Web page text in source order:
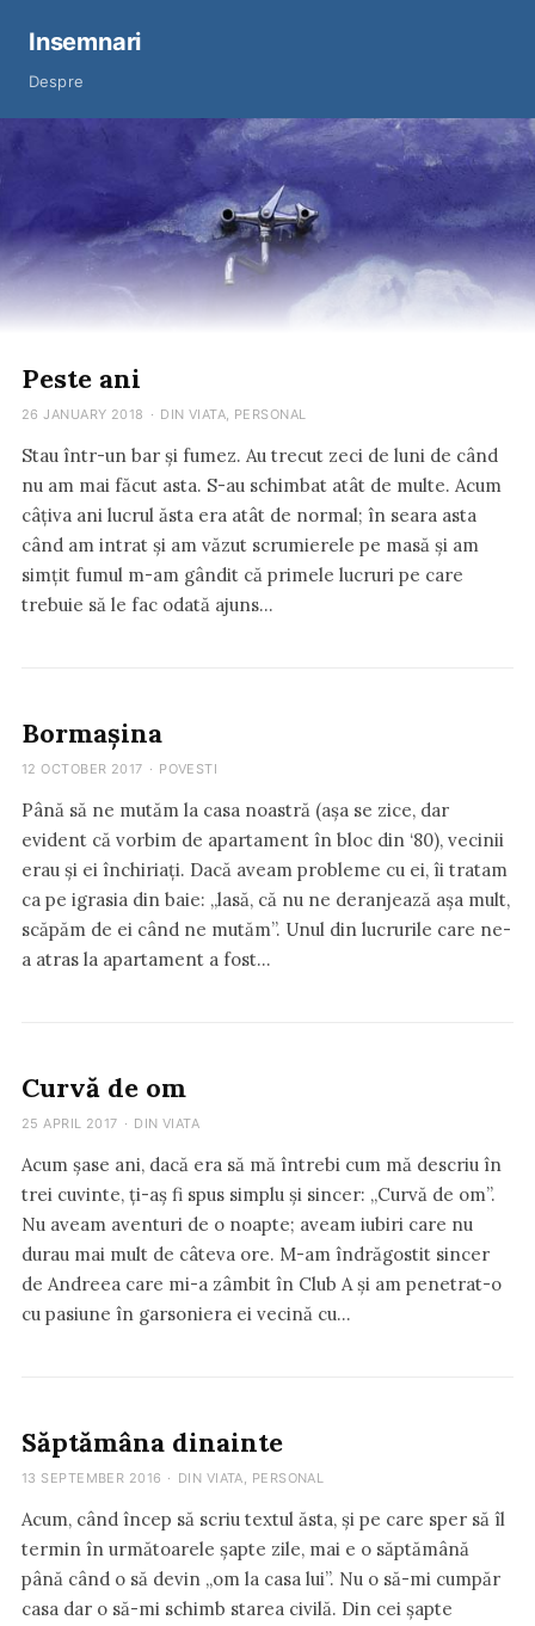
Insemnari
Despre
Peste ani
26 JANUARY 2018 · DIN VIATA, PERSONAL
Stau într-un bar și fumez. Au trecut zeci de luni de când
nu am mai făcut asta. S-au schimbat atât de multe. Acum
câțiva ani lucrul ăsta era atât de normal; în seara asta
când am intrat și am văzut scrumierele pe masă și am
simțit fumul m-am gândit că primele lucruri pe care
trebuie să le fac odată ajuns…
Bormașina
12 OCTOBER 2017 · POVESTI
Până să ne mutăm la casa noastră (așa se zice, dar
evident că vorbim de apartament în bloc din ‘80), vecinii
erau și ei închiriați. Dacă aveam probleme cu ei, îi tratam
ca pe igrasia din baie: „lasă, că nu ne deranjează așa mult,
scăpăm de ei când ne mutăm”. Unul din lucrurile care ne-
a atras la apartament a fost…
Curvă de om
25 APRIL 2017 · DIN VIATA
Acum șase ani, dacă era să mă întrebi cum mă descriu în
trei cuvinte, ți-aș fi spus simplu și sincer: „Curvă de om”.
Nu aveam aventuri de o noapte; aveam iubiri care nu
durau mai mult de câteva ore. M-am îndrăgostit sincer
de Andreea care mi-a zâmbit în Club A și am penetrat-o
cu pasiune în garsoniera ei vecină cu…
Săptămâna dinainte
13 SEPTEMBER 2016 · DIN VIATA, PERSONAL
Acum, când încep să scriu textul ăsta, și pe care sper să îl
termin în următoarele șapte zile, mai e o săptămână
până când o să devin „om la casa lui”. Nu o să-mi cumpăr
casa dar o să-mi schimb starea civilă. Din cei șapte